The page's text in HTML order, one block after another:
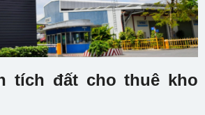
tích đất cho thuê kho